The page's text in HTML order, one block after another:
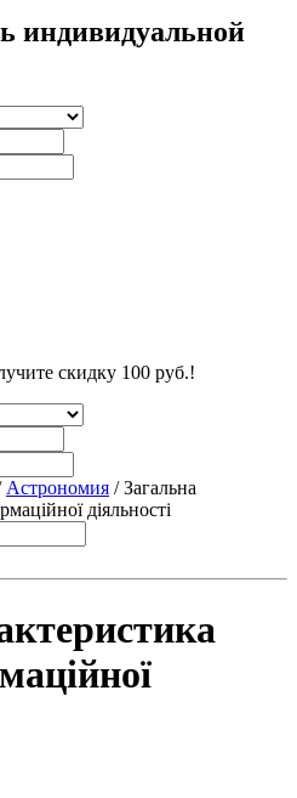
индивидуальной
скидку 100 руб.!
Астрономия / Загальна
діяльності